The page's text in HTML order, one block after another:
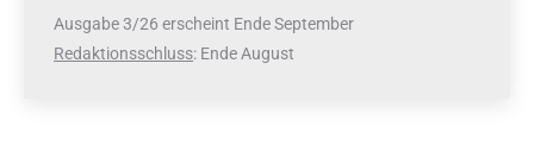
Ausgabe 3/26 erscheint Ende September
Redaktionsschluss: Ende August